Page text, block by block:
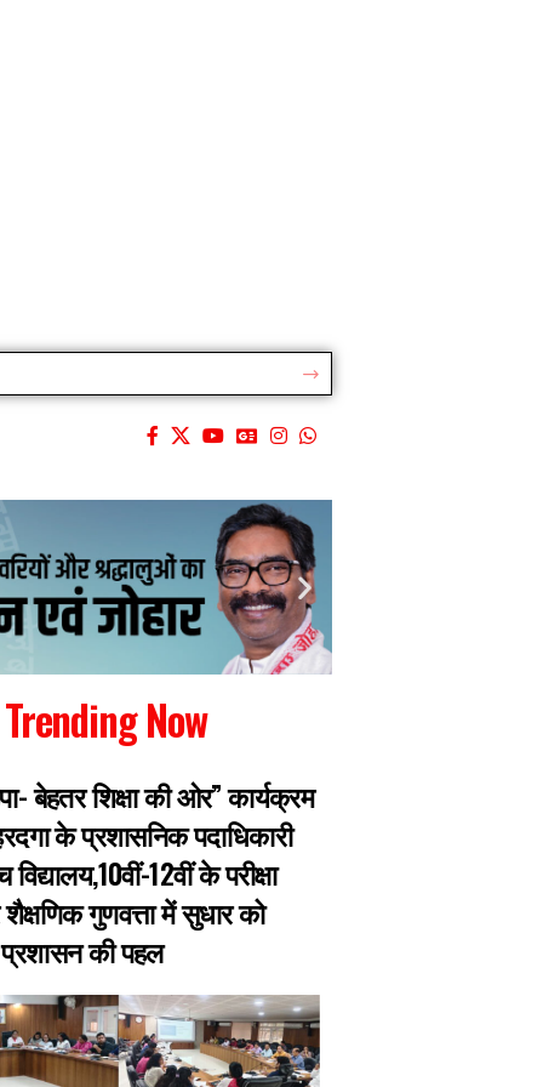
Trending Now
बेहतर शिक्षा की ओर” कार्यक्रम
के प्रशासनिक पदाधिकारी
12वीं के परीक्षा
गुणवत्ता में सुधार को
की पहल